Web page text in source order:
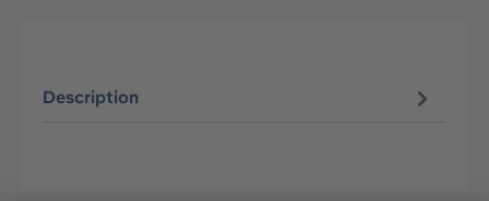
Description